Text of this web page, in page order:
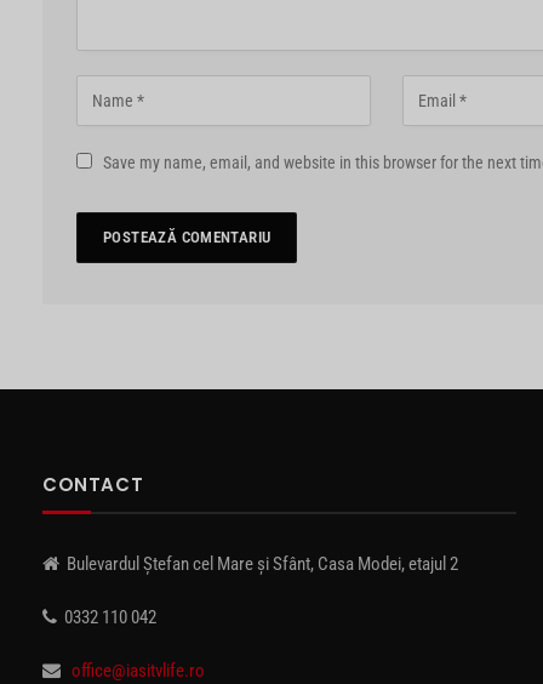
Save my name, email, and website in this browser for the next
CONTACT
Bulevardul Ștefan cel Mare și Sfânt, Casa Modei, etajul 2
0332 110 042
office@iasitvlife.ro